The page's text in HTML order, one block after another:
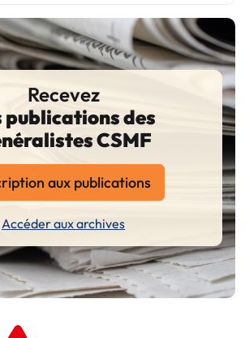
Recevez
publications des
CSMF
aux publications
Accéder aux archives